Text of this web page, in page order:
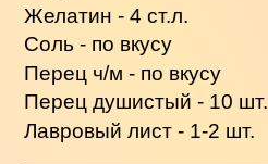
Желатин - 4 ст.л.
Соль - по вкусу
Перец ч/м - по вкусу
Перец душистый - 10 шт.
Лавровый лист - 1-2 шт.